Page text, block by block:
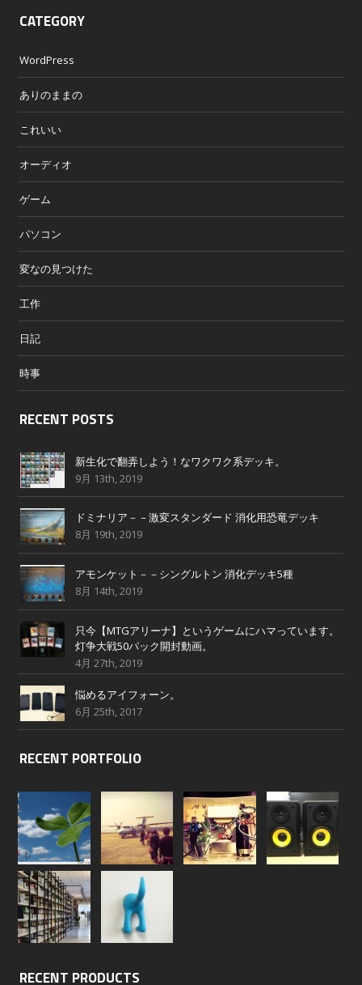
CATEGORY
WordPress
ありのままの
これいい
オーディオ
ゲーム
パソコン
変なの見つけた
工作
日記
時事
RECENT POSTS
新生化で翻弄しよう！なワクワク系デッキ。
9月 13th, 2019
ドミナリア－－激変スタンダード 消化用恐竜デッキ
8月 19th, 2019
アモンケット－－シングルトン 消化デッキ5種
8月 14th, 2019
只今【MTGアリーナ】というゲームにハマっています。
灯争大戦50パック開封動画。
4月 27th, 2019
悩めるアイフォーン。
6月 25th, 2017
RECENT PORTFOLIO
RECENT PRODUCTS